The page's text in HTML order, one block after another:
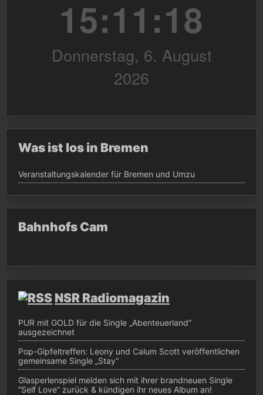
Was ist los in Bremen
Veranstaltungskalender für Bremen und Umzu
Bahnhofs Cam
NSR Radiomagazin
PUR mit GOLD für die Single „Abenteuerland“
ausgezeichnet
Pop-Gipfeltreffen: Leony und Calum Scott veröffentlichen
gemeinsame Single „Stay“
Glasperlenspiel melden sich mit ihrer brandneuen Single
“Self Love” zurück & kündigen ihr neues Album an!